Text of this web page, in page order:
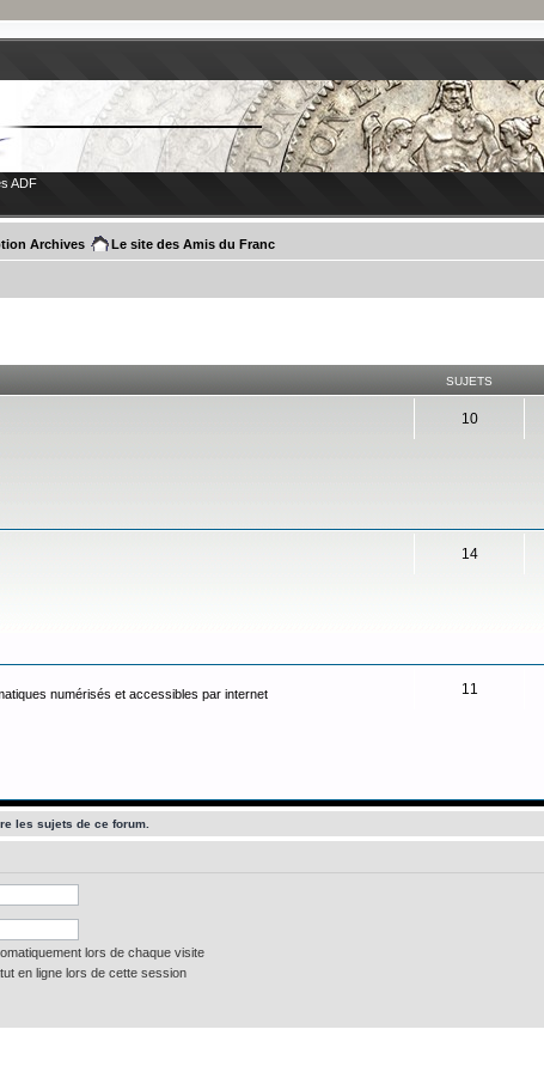
ADF
Archives Le site des Amis du Franc
SUJETS
10
14
numérisés et accessibles par internet 11
les sujets de ce forum.
lors de chaque visite
en ligne lors de cette session